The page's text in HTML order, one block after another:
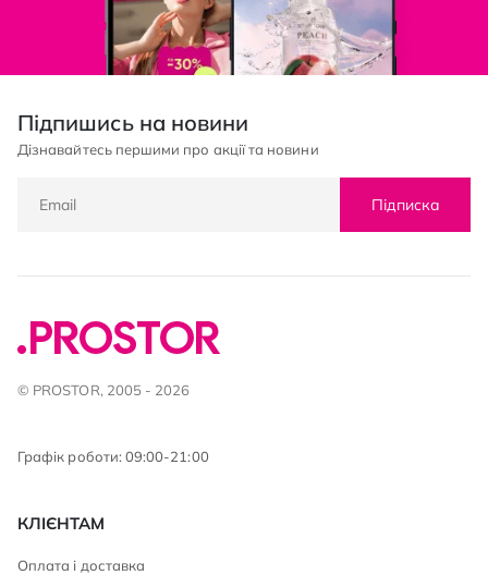
Підпишись на новини
Дізнавайтесь першими про акції та новини
Підписка
© PROSTOR, 2005 - 2026
Графік роботи: 09:00-21:00
КЛІЄНТАМ
Оплата і доставка